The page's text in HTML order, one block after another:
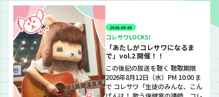
2026.08.05
コレサワLOCKS!
「あたしがコレサワになるま
で」vol.2 開催！！
この後記の放送を聴く 聴取期限
2026年8月12日（水）PM 10:00 ま
で コレサワ「生徒のみんな、こん